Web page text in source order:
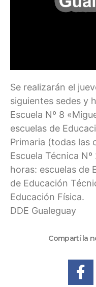
Se realizarán el
siguientes sedes y
Escuela Nº 8
escuelas de
Primaria (todas las
Escuela Técnica
horas: escuelas de
de Educación
Educación Física.
DDE Gualeguay
Compartí la